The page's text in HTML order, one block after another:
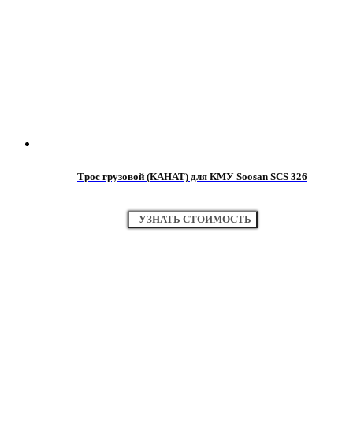
Трос грузовой (КАНАТ) для КМУ Soosan SCS 326
УЗНАТЬ СТОИМОСТЬ